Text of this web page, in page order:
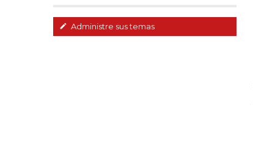
Administre sus temas